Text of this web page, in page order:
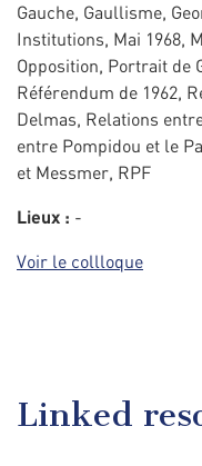
Gauche, Gaullisme,
Institutions, Mai 1968,
Opposition, Portrait de
Référendum de 1962,
Delmas, Relations
entre Pompidou et le
et Messmer, RPF
Lieux : -
Voir le collloque
Linked